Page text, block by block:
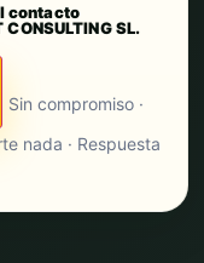
contacto
SL.
Sin compromiso ·
nada · Respuesta